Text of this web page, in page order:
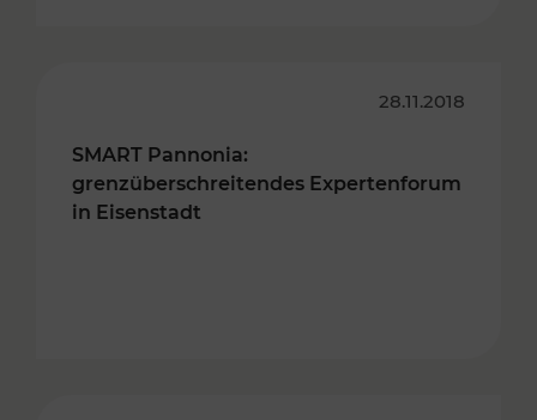
28.11.2018
SMART Pannonia:
grenzüberschreitendes Expertenforum
in Eisenstadt